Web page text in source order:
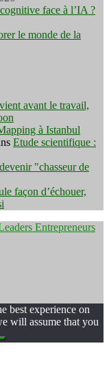
face à l’IA ?
le monde de la
avant le travail,
à Istanbul
Etude scientifique :
"chasseur de
façon d’échouer,
Entrepreneurs
best experience on
will assume that you